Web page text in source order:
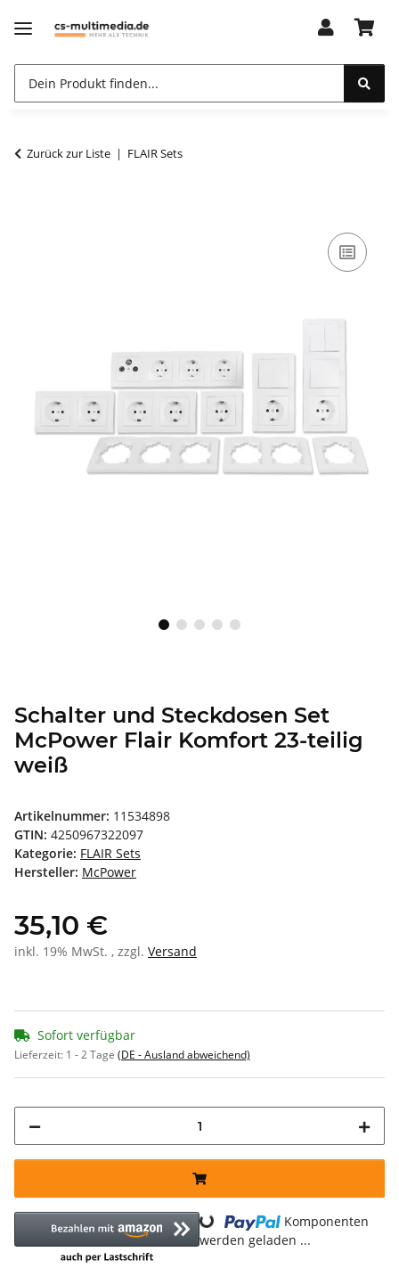
Zurück zur Liste FLAIR Sets
Schalter und Steckdosen Set
McPower Flair Komfort 23-teilig
weiß
Artikelnummer: 11534898
GTIN: 4250967322097
Kategorie: FLAIR Sets
Hersteller: McPower
35,10 €
inkl. 19% MwSt. , zzgl. Versand
Sofort verfügbar
Lieferzeit: 1 - 2 Tage (DE - Ausland abweichend)
Loading...
Komponenten
werden geladen ...